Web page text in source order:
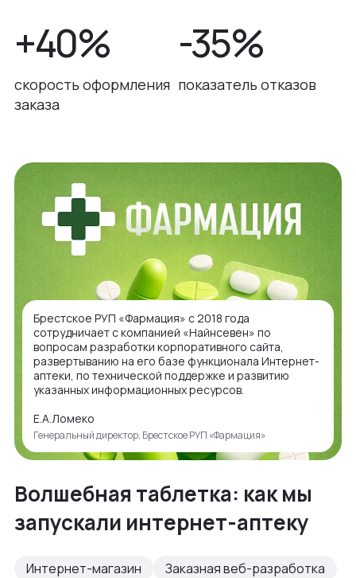
+40%
скорость оформления
заказа
-35%
показатель отказов
Брестское РУП «Фармация» с 2018 года
сотрудничает с компанией «Найнсевен» по
вопросам разработки корпоративного сайта,
развертыванию на его базе функционала Интернет-
аптеки, по технической поддержке и развитию
указанных информационных ресурсов.
Е.А.Ломеко
Генеральный директор, Брестское РУП «Фармация»
Волшебная таблетка: как мы
запускали интернет-аптеку
Интернет-магазин
Заказная веб-разработка